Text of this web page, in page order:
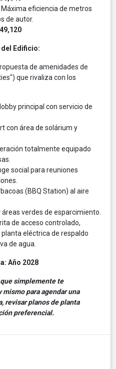
Máxima eficiencia de metros
de autor.
del Edificio:
de amenidades de
que rivaliza con los
principal con servicio de
con área de solárium y
totalmente equipado
social para reuniones
(BBQ Station) al aire
verdes de esparcimiento.
de acceso controlado,
eléctrica de respaldo
de agua.
Año 2028
simplemente te
para agendar una
revisar planos de planta
preferencial.